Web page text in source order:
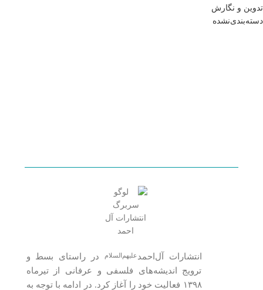
تدوین و نگارش
دسته‌بندی‌نشده
انتشارات آل‌احمدعلیهم‌السلام
در راستای بسط و
ترویج اندیشه‌های فلسفی و عرفانی از تیرماه
۱۳۹۸ فعالیت خود را آغاز کرد. در ادامه با توجه به